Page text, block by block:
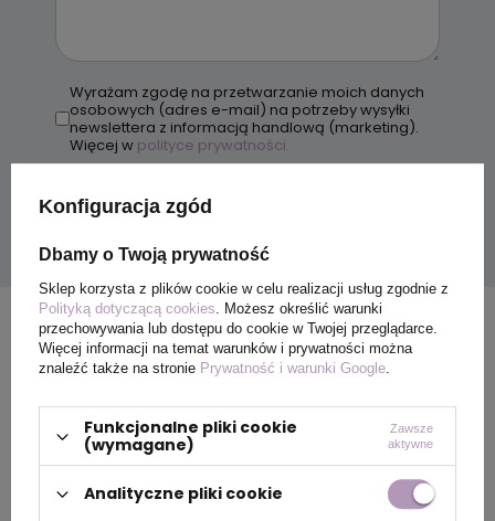
Wyrażam zgodę na przetwarzanie moich danych
osobowych (adres e-mail) na potrzeby wysyłki
newslettera z informacją handlową (marketing).
Więcej w polityce prywatności.
Konfiguracja zgód
Dbamy o Twoją prywatność
Sklep korzysta z plików cookie w celu realizacji usług zgodnie z
Polityką dotyczącą cookies. Możesz określić warunki
przechowywania lub dostępu do cookie w Twojej przeglądarce.
Więcej informacji na temat warunków i prywatności można
znaleźć także na stronie Prywatność i warunki Google.
Funkcjonalne pliki cookie
(wymagane)
Zawsze
aktywne
Analityczne pliki cookie